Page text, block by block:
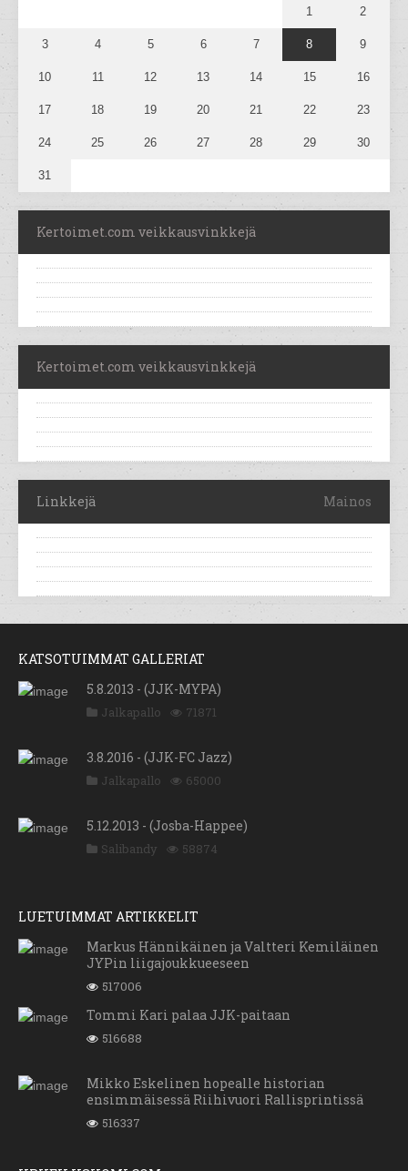
1 2
3 4 5 6 7 8 9
10 11 12 13 14 15 16
17 18 19 20 21 22 23
24 25 26 27 28 29 30
31
Kertoimet.com veikkausvinkkejä
Kertoimet.com veikkausvinkkejä
Linkkejä Mainos
KATSOTUIMMAT GALLERIAT
5.8.2013 - (JJK-MYPA)
Jalkapallo 71871
3.8.2016 - (JJK-FC Jazz)
Jalkapallo 65000
5.12.2013 - (Josba-Happee)
Salibandy 58874
LUETUIMMAT ARTIKKELIT
Markus Hännikäinen ja Valtteri Kemiläinen
JYPin liigajoukkueeseen
517006
Tommi Kari palaa JJK-paitaan
516688
Mikko Eskelinen hopealle historian
ensimmäisessä Riihivuori Rallisprintissä
516337